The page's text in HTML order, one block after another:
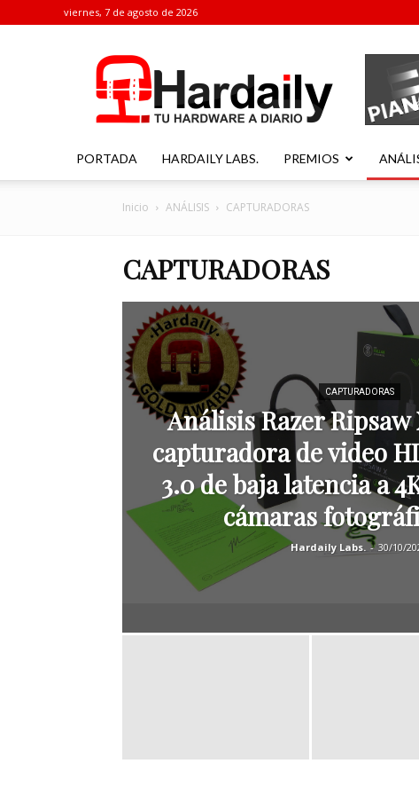
viernes, 7 de agosto de 2026
PORTADA HARDAILY LABS. PREMIOS
Inicio ANÁLISIS CAPTURADORAS
CAPTURADORAS
CAPTURADORAS
Análisis Razer Ripsaw
capturadora de video
3.0 de baja latencia a
cámaras
Hardaily Labs. - 30/10/